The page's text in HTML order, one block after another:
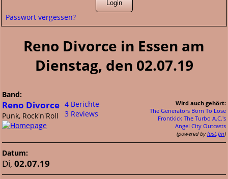
Passwort vergessen?
Reno Divorce in Essen am
Dienstag, den 02.07.19
Band:
Reno Divorce
Punk, Rock'n'Roll
4 Berichte
3 Reviews
Wird auch gehört:
The Generators Born To Lose
Frontkick The Turbo A.C.'s
Angel City Outcasts
(powered bylast.fm)
Datum:
Di,02.07.19